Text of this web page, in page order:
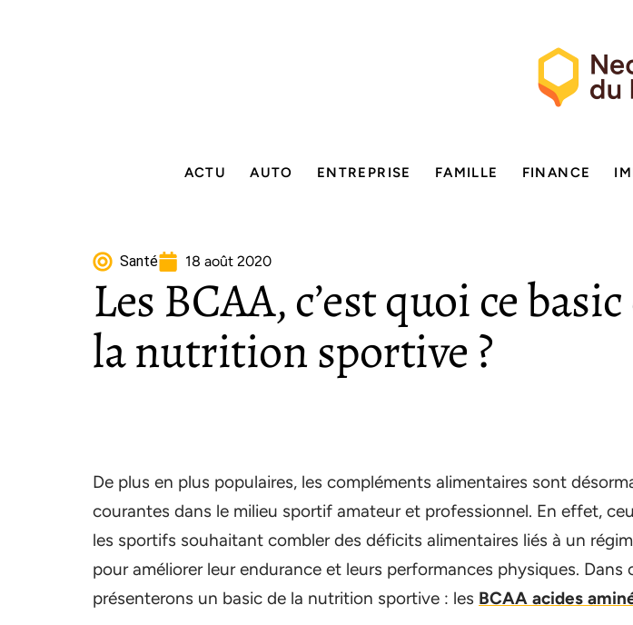
ACTU AUTO ENTREPRISE FAMILLE FINANCE
Santé 18 août 2020
Les BCAA, c’est quoi ce
la nutrition sportive ?
De plus en plus populaires, les compléments alimentaires sont
courantes dans le milieu sportif amateur et professionnel. En effet,
les sportifs souhaitant combler des déficits alimentaires liés à un
pour améliorer leur endurance et leurs performances physiques. Dans
présenterons un basic de la nutrition sportive : les BCAA acides